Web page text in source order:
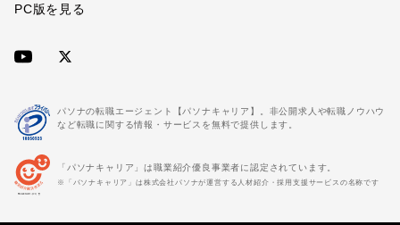
PC版を見る
パソナの転職エージェント【パソナキャリア】。非公開求人や転職ノウハウ
など転職に関する情報・サービスを無料で提供します。
「パソナキャリア」は職業紹介優良事業者に認定されています。
※「パソナキャリア」は株式会社パソナが運営する人材紹介・採用支援サービスの名称です